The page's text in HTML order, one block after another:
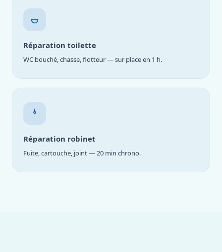
Réparation toilette
WC bouché, chasse, flotteur — sur place en 1 h.
Réparation robinet
Fuite, cartouche, joint — 20 min chrono.